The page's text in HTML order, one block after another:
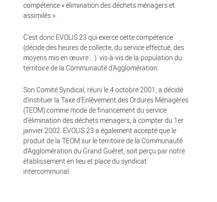
compétence « élimination des déchets ménagers et
assimilés ».
C’est donc EVOLIS 23 qui exerce cette compétence
(décide des heures de collecte, du service effectué, des
moyens mis en œuvre….) vis-à-vis de la population du
territoire de la Communauté d’Agglomération.
Son Comité Syndical, réuni le 4 octobre 2001, a décidé
d’instituer la Taxe d’Enlèvement des Ordures Ménagères
(TEOM) comme mode de financement du service
d’élimination des déchets ménagers, à compter du 1er
janvier 2002. EVOLIS 23 a également accepté que le
produit de la TEOM sur le territoire de la Communauté
d’Agglomération du Grand Guéret, soit perçu par notre
établissement en lieu et place du syndicat
intercommunal.